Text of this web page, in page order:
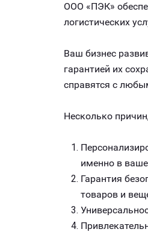
ООО «ПЭК»
логистических
Ваш бизнес
гарантией их
справятся с
Несколько
именно в
Гарантия
товаров и